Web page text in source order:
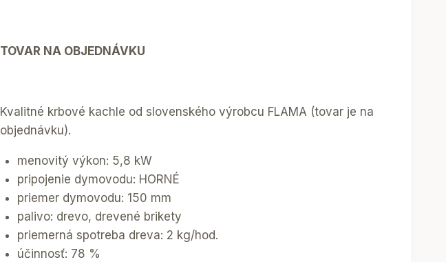
TOVAR NA OBJEDNÁVKU
Kvalitné krbové kachle od slovenského výrobcu FLAMA (tovar je na
objednávku).
menovitý výkon: 5,8 kW
pripojenie dymovodu: HORNÉ
priemer dymovodu: 150 mm
palivo: drevo, drevené brikety
priemerná spotreba dreva: 2 kg/hod.
účinnosť: 78 %